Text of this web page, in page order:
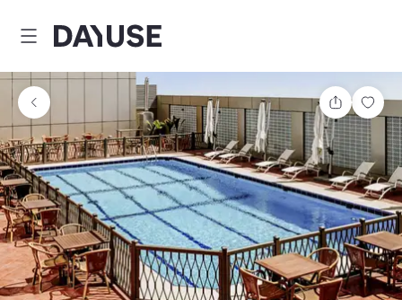
Dayuse